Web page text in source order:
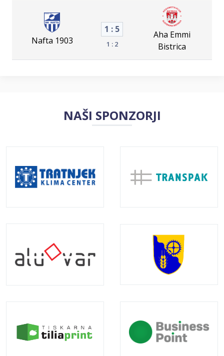
Nafta 1903
1 : 5
1 : 2
Aha Emmi
Bistrica
NAŠI SPONZORJI